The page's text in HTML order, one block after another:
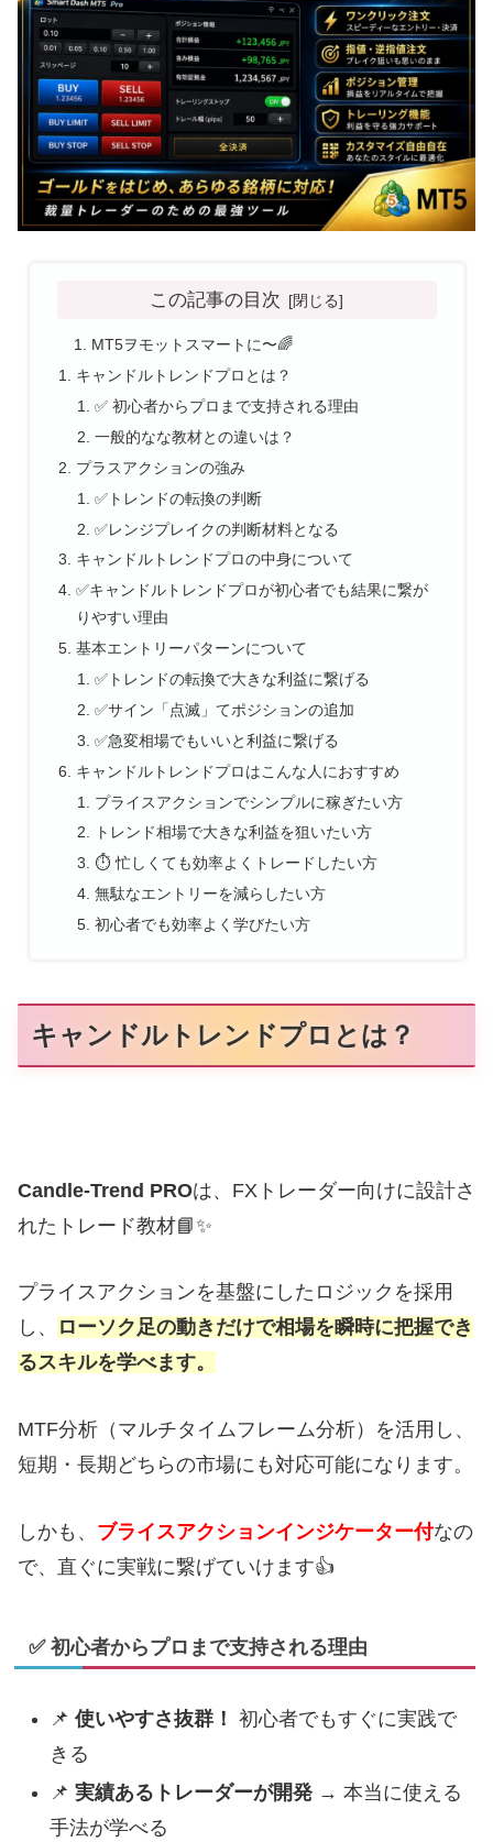
この記事の目次
MT5ヲモットスマートに〜🌈
キャンドルトレンドプロとは？
✅ 初心者からプロまで支持される理由
一般的なな教材との違いは？
プラスアクションの強み
✅トレンドの転換の判断
✅レンジプレイクの判断材料となる
キャンドルトレンドプロの中身について
✅キャンドルトレンドプロが初心者でも結果に繋が
りやすい理由
基本エントリーパターンについて
✅トレンドの転換で大きな利益に繋げる
✅サイン「点滅」てポジションの追加
✅急変相場でもいいと利益に繋げる
キャンドルトレンドプロはこんな人におすすめ
プライスアクションでシンプルに稼ぎたい方
トレンド相場で大きな利益を狙いたい方
⏱ 忙しくても効率よくトレードしたい方
無駄なエントリーを減らしたい方
初心者でも効率よく学びたい方
キャンドルトレンドプロとは？
Candle-Trend PROは、FXトレーダー向けに設計さ
れたトレード教材📘✨
プライスアクションを基盤にしたロジックを採用
し、
ローソク足の動きだけで相場を瞬時に把握でき
るスキルを学べます。
MTF分析（マルチタイムフレーム分析）を活用し、
短期・長期どちらの市場にも対応可能になります。
しかも、 ブライスアクションインジケーター付なの
で、直ぐに実戦に繋げていけます👍
✅ 初心者からプロまで支持される理由
📌使いやすさ抜群！ 初心者でもすぐに実践で
きる
📌実績あるトレーダーが開発 → 本当に使える
手法が学べる